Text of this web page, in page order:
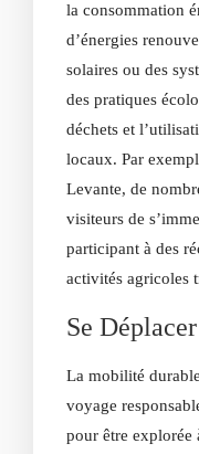
la consommation
d’énergies
solaires ou des
des pratiques
déchets et
locaux. Par
Levante, de
visiteurs de
participant à des
activités agricoles
Se
La mobilité
voyage
pour être explorée